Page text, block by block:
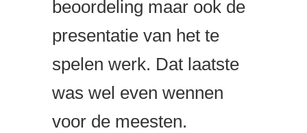
beoordeling maar ook de
presentatie van het te
spelen werk. Dat laatste
was wel even wennen
voor de meesten.